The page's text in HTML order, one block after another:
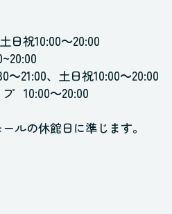
日祝10:00～20:00
～21:00、土日祝10:00～20:00
10:00～20:00
ルの休館日に準じます。